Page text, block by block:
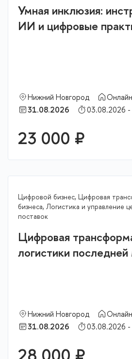
Умная инклюзия:
ИИ и цифровые
Нижний Новгород
31.08.2026
03.08.2026
23 000 ₽
Цифровой бизнес, Цифровая
бизнеса, Логистика и управление
поставок
Цифровая
логистики
Нижний Новгород
31.08.2026
03.08.2026